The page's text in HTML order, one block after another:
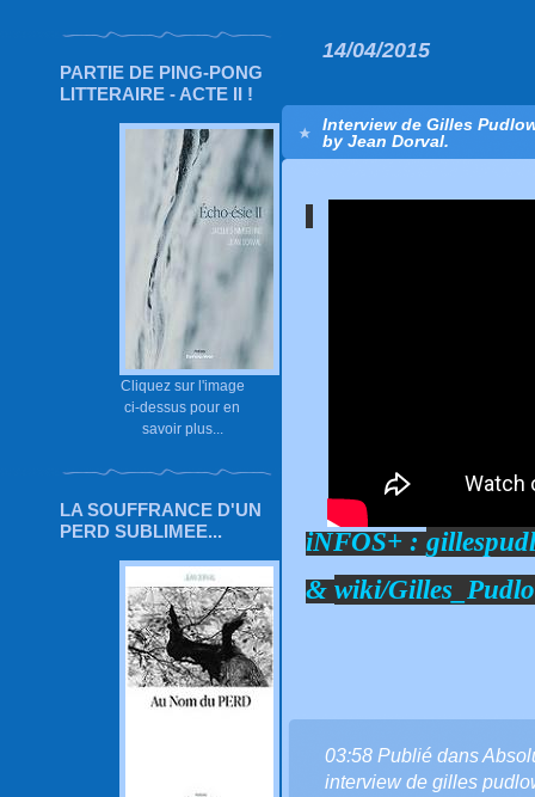
PARTIE DE PING-PONG
LITTERAIRE - ACTE II !
Cliquez sur l'image
ci-dessus pour en
savoir plus...
LA SOUFFRANCE D'UN
PERD SUBLIMEE...
14/04/2015
Interview de Gilles
by Jean Dorval.
iNFOS+ :
&wiki/
03:58 Publié dans
interview de gilles